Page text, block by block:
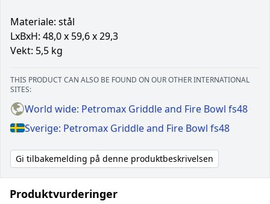
Materiale: stål
LxBxH: 48,0 x 59,6 x 29,3
Vekt: 5,5 kg
THIS PRODUCT CAN ALSO BE FOUND ON OUR OTHER INTERNATIONAL
SITES:
World wide: Petromax Griddle and Fire Bowl fs48
Sverige: Petromax Griddle and Fire Bowl fs48
Gi tilbakemelding på denne produktbeskrivelsen
Produktvurderinger